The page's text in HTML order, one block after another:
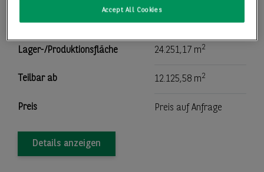
kurzfristig - ca. 24.000 m² Logistikfläche - teilbar
14979 Großbeeren
Lager-/Produktionsfläche 24.251,17 m2
Teilbar ab 12.125,58 m2
Preis Preis auf Anfrage
Details anzeigen
Accept All Cookies